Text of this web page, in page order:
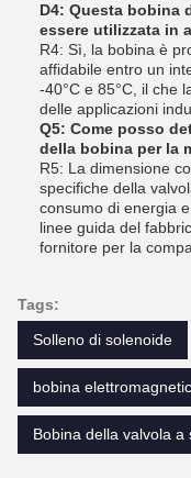
D4: Questa bobina
essere utilizzata in
R4: Sì, la bobina è
affidabile entro un
-40°C e 85°C, il che
delle applicazioni
Q5: Come posso
della bobina per la
R5: La dimensione
specifiche della
consumo di energia
linee guida del
fornitore per la
Tags:
Solleno di solenoide
bobina
Bobina della valvola a